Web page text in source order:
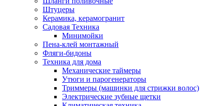
Штуцеры
Керамика, керамогранит
Садовая Техника
Минимойки
Пена-клей монтажный
Фляги-бидоны
Техника для дома
Механические таймеры
Утюги и парогенераторы
Триммеры (машинки для стрижки волос)
Электрические зубные щетки